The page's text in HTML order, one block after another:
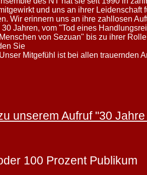
von Kindern und
können wir unser Theater in der
Es gibt sicher viele weitere
regelmäßig berichten und freue mich
mit uns teilen.
herzlich willkommen.
und uns an ihrer Leidenschaft
Wir erinnern uns an ihre zahllosen
Jahren, vom "Tod eines
von Sezuan" bis zu ihrer
Sie
Mitgefühl ist bei allen trauernden
unserem Aufruf "30
100 Prozent Publikum